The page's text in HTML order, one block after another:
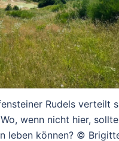
Rudels verteilt
wenn nicht hier,
leben können? ©